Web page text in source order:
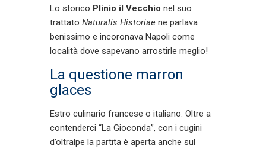
Lo storico Plinio il Vecchio nel suo
trattato Naturalis Historiae ne parlava
benissimo e incoronava Napoli come
località dove sapevano arrostirle meglio!
La questione marron
glaces
Estro culinario francese o italiano. Oltre a
contenderci “La Gioconda”, con i cugini
d’oltralpe la partita è aperta anche sul